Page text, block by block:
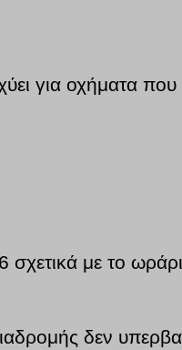
για οχήματα
με το
δεν